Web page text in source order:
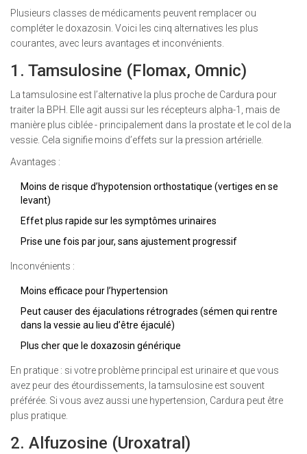
Plusieurs classes de médicaments peuvent remplacer ou
compléter le doxazosin. Voici les cinq alternatives les plus
courantes, avec leurs avantages et inconvénients.
1. Tamsulosine (Flomax, Omnic)
La tamsulosine est l’alternative la plus proche de Cardura pour
traiter la BPH. Elle agit aussi sur les récepteurs alpha-1, mais de
manière plus ciblée - principalement dans la prostate et le col de la
vessie. Cela signifie moins d’effets sur la pression artérielle.
Avantages :
Moins de risque d’hypotension orthostatique (vertiges en se
levant)
Effet plus rapide sur les symptômes urinaires
Prise une fois par jour, sans ajustement progressif
Inconvénients :
Moins efficace pour l’hypertension
Peut causer des éjaculations rétrogrades (sémen qui rentre
dans la vessie au lieu d’être éjaculé)
Plus cher que le doxazosin générique
En pratique : si votre problème principal est urinaire et que vous
avez peur des étourdissements, la tamsulosine est souvent
préférée. Si vous avez aussi une hypertension, Cardura peut être
plus pratique.
2. Alfuzosine (Uroxatral)